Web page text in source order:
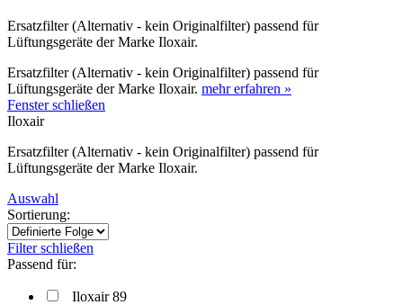
Ersatzfilter (Alternativ - kein Originalfilter) passend für
Lüftungsgeräte der Marke Iloxair.
Ersatzfilter (Alternativ - kein Originalfilter) passend für
Lüftungsgeräte der Marke Iloxair. mehr erfahren »
Fenster schließen
Iloxair
Ersatzfilter (Alternativ - kein Originalfilter) passend für
Lüftungsgeräte der Marke Iloxair.
Auswahl
Sortierung:
Filter schließen
Passend für:
Iloxair 89